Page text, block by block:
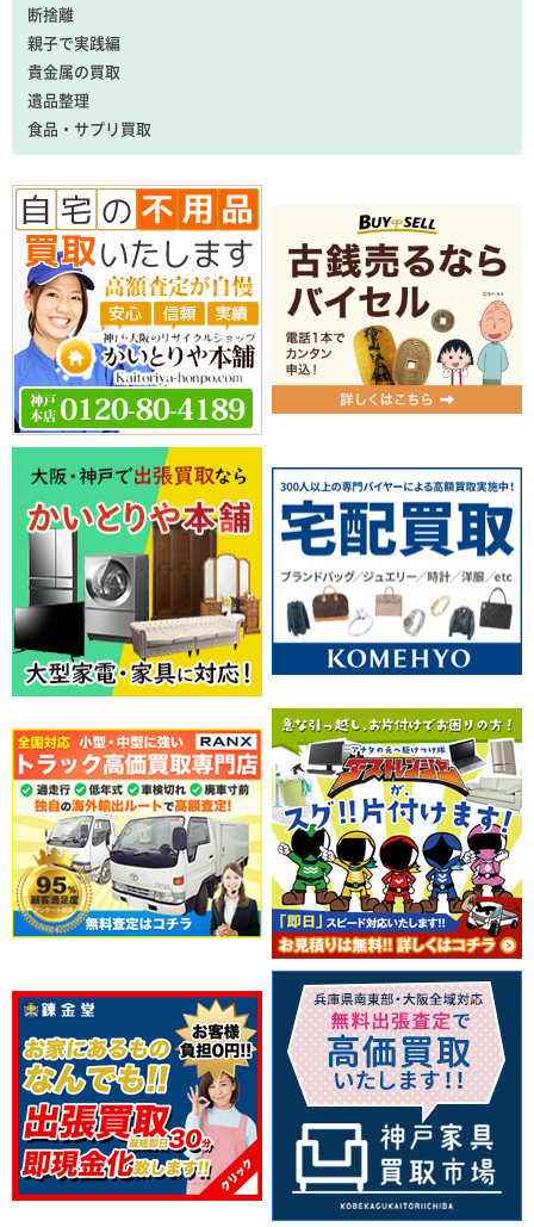
断捨離
親子で実践編
貴金属の買取
遺品整理
食品・サプリ買取